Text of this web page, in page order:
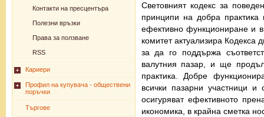
Контакти на пресцентъра
Полезни връзки
Права за ползване
RSS
Кариери
Профил на купувача - обществени
поръчки
Търгове
Световният кодекс за
принципи на добра практика
ефективно функциониране и
комитет актуализира Кодекса
за да го поддържа
валутния пазар, и ще
практика. Добре
всички пазарни участници
осигуряват ефективното
икономика, в крайна сметка